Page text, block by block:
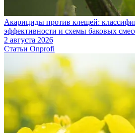
Акарициды против клещей:
эффективности и схемы баковых
2 августа 2026
Статьи Onprofi